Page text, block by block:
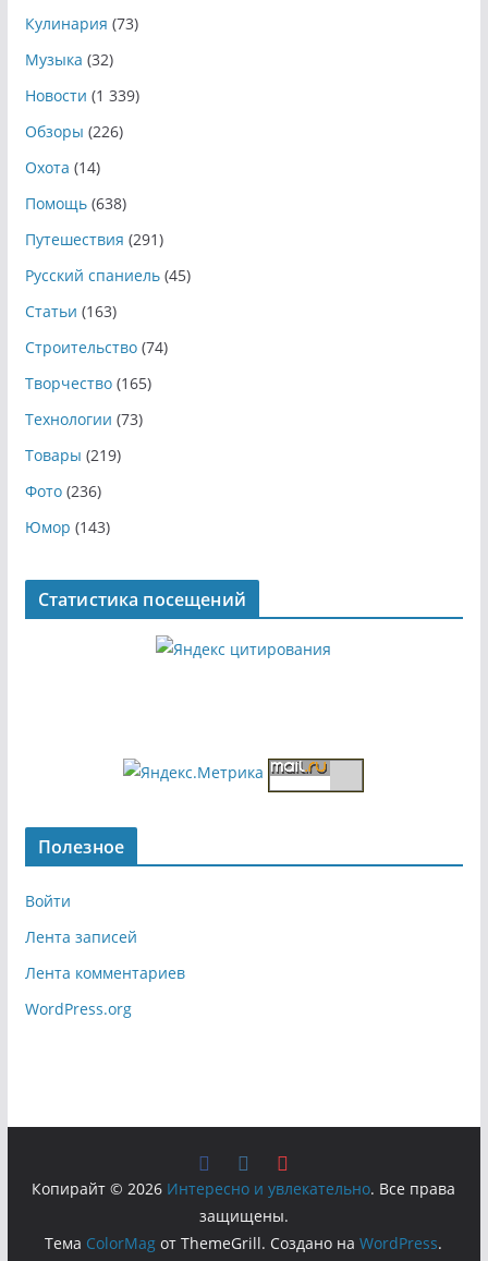
Кулинария (73)
Музыка (32)
Новости (1 339)
Обзоры (226)
Охота (14)
Помощь(638)
Путешествия (291)
Русский спаниель(45)
Статьи (163)
Строительство(74)
Творчество(165)
Технологии (73)
Товары (219)
Фото(236)
Юмор (143)
Статистика посещений
Полезное
Войти
Лента записей
Лента комментариев
WordPress.org
Копирайт © 2026 Интересно и увлекательно. Все права
защищены.
Тема ColorMag от ThemeGrill. Создано наWordPress.